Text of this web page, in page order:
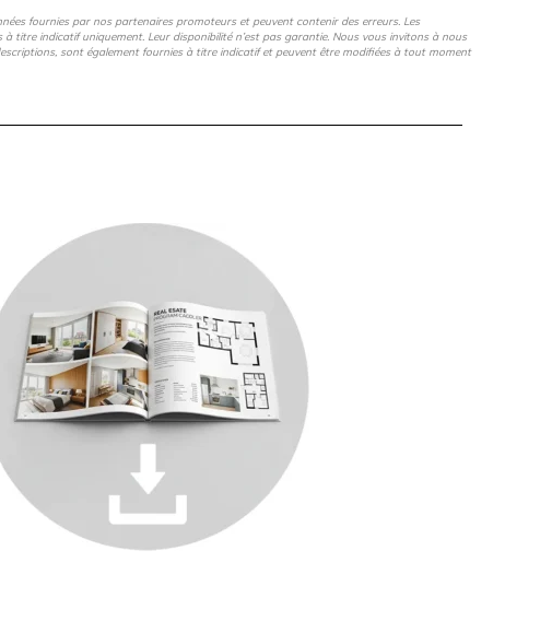
fournies par nos partenaires promoteurs et peuvent contenir des erreurs. Les
à titre indicatif uniquement. Leur disponibilité n’est pas garantie. Nous vous invitons à nous
sont également fournies à titre indicatif et peuvent être modifiées à tout moment